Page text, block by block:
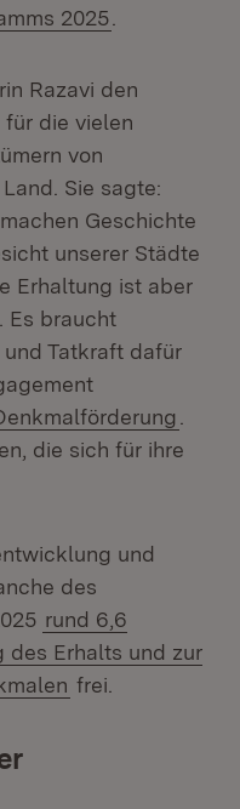
2025
Razavi den
die vielen
von
Sie sagte:
(Öffnet in neuem
machen Geschichte
unserer Städte
Erhaltung ist aber
Es braucht
Tatkraft dafür
die sich für ihre
und
des
rund 6,6
des Erhalts und zur
frei.